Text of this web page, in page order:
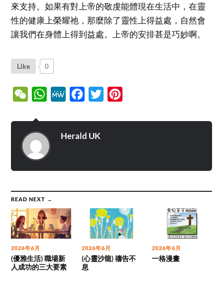
來支持。如果有對上帝的敬虔能體現在生活中，在靈
性的健康上榮耀祂，那麼除了靈性上得益處，自然會
讓我們在身體上得到益處。上帝的安排甚是巧妙啊。
Like 0
WeChatWhatsApp
MeWe Facebook
Twitter
Herald UK
READ NEXT →
2026年6月
(優雅生活) 職場新
人成功的三大要素
2026年6月
(心靈沙龍) 禱告不
息
2026年6月
一格漫畫